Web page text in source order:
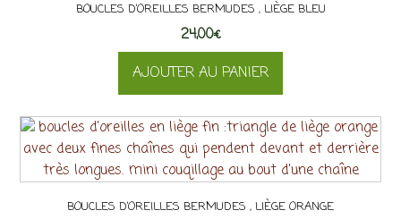
Les
options
peuvent
être
choisies
sur
la
page
du
produit
BOUCLES D’OREILLES BERMUDES , LIÈGE BLEU
24,00€
AJOUTER AU PANIER
BOUCLES D’OREILLES BERMUDES , LIÈGE ORANGE